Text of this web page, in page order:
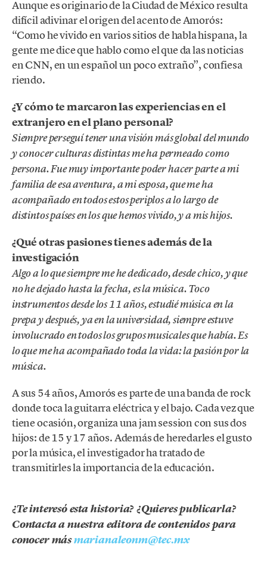
Aunque es originario de la Ciudad de México resulta
difícil adivinar el origen del acento de Amorós:
“Como he vivido en varios sitios de habla hispana, la
gente me dice que hablo como el que da las noticias
en CNN, en un español un poco extraño”, confiesa
riendo.
¿Y cómo te marcaron las experiencias en el
extranjero en el plano personal?
Siempre perseguí tener una visión más global del mundo
y conocer culturas distintas me ha permeado como
persona. Fue muy importante poder hacer parte a mi
familia de esa aventura, a mi esposa, que me ha
acompañado en todos estos periplos a lo largo de
distintos países en los que hemos vivido, y a mis hijos.
¿Qué otras pasiones tienes además de la
investigación
Algo a lo que siempre me he dedicado, desde chico, y que
no he dejado hasta la fecha, es la música. Toco
instrumentos desde los 11 años, estudié música en la
prepa y después, ya en la universidad, siempre estuve
involucrado en todos los grupos musicales que había. Es
lo que me ha acompañado toda la vida: la pasión por la
música.
A sus 54 años, Amorós es parte de una banda de rock
donde toca la guitarra eléctrica y el bajo. Cada vez que
tiene ocasión, organiza una jam session con sus dos
hijos: de 15 y 17 años. Además de heredarles el gusto
por la música, el investigador ha tratado de
transmitirles la importancia de la educación.
¿Te interesó esta historia? ¿Quieres publicarla?
Contacta a nuestra editora de contenidos para
conocer másmarianaleonm@tec.mx